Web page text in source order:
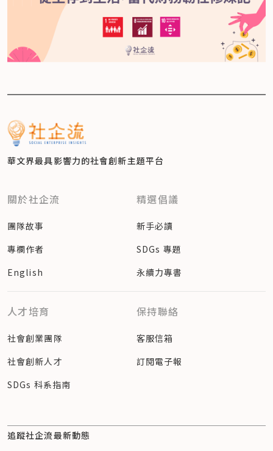
華文界最具影響力的社會創新主題平台
關於社企流
團隊故事
專欄作者
English
精選倡議
新手必讀
SDGs 專題
永續力專書
人才培育
社會創業團隊
社會創新人才
SDGs 科系指南
保持聯絡
客服信箱
訂閱電子報
追蹤社企流最新動態